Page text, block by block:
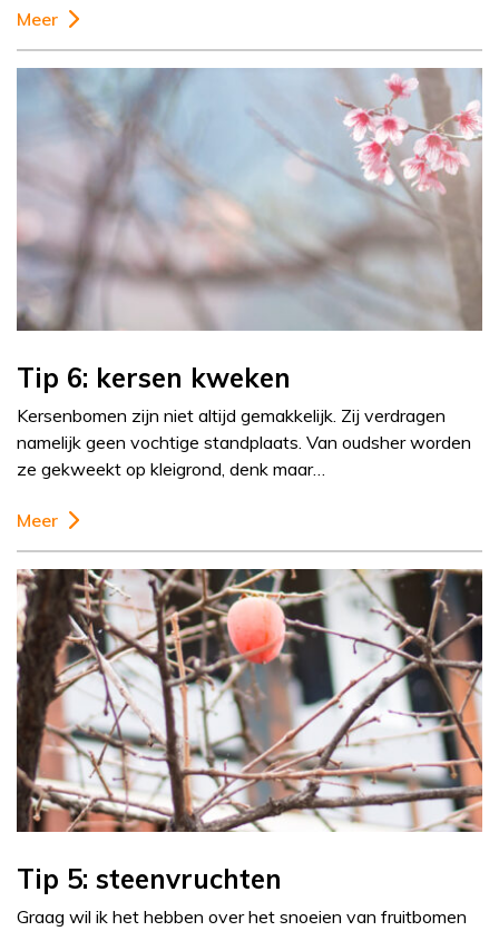
Meer
Tip 6: kersen kweken
Kersenbomen zijn niet altijd gemakkelijk. Zij verdragen
namelijk geen vochtige standplaats. Van oudsher worden
ze gekweekt op kleigrond, denk maar…
Meer
Tip 5: steenvruchten
Graag wil ik het hebben over het snoeien van fruitbomen